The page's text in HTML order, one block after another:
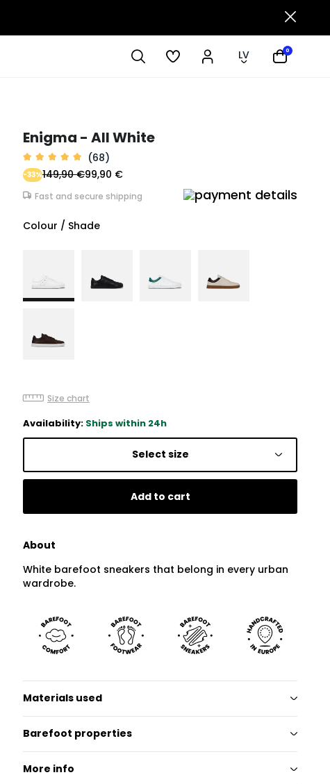
LV 0
Enigma - All White
(68)
99,90 €
-33%149,90 €
Fast and secure shipping
Colour / Shade
Size chart
Availability: Ships within 24h
Select size
Add to cart
About
White barefoot sneakers that belong in every urban
wardrobe.
Materials used
Barefoot properties
More info